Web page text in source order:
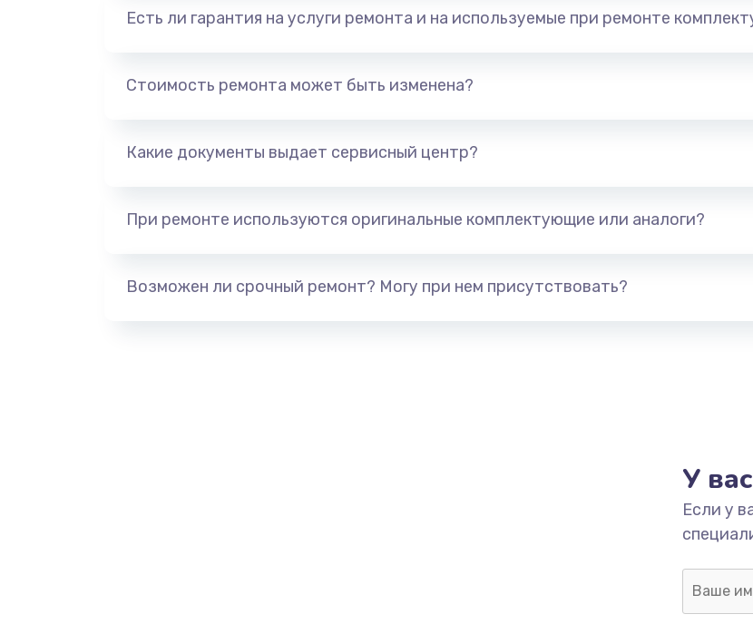
Есть ли гарантия на услуги ремонта и на используемые при ремонте
Стоимость ремонта может быть изменена?
Какие документы выдает сервисный центр?
При ремонте используются оригинальные комплектующие или аналоги?
Возможен ли срочный ремонт? Могу при нем присутствовать?
У
Если у